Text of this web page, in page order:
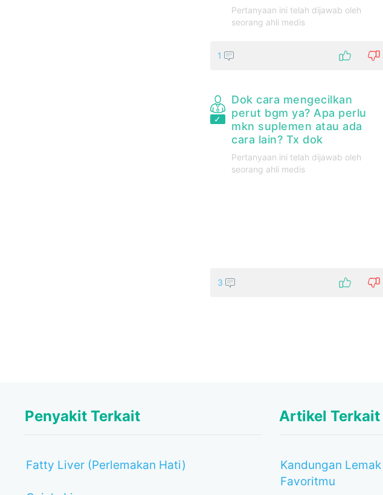
Pertanyaan ini telah dijawab oleh
seorang ahli medis
1
Dok cara mengecilkan
perut bgm ya? Apa perlu
mkn suplemen atau ada
cara lain? Tx dok
Pertanyaan ini telah dijawab oleh
seorang ahli medis
3
Penyakit Terkait
Fatty Liver (Perlemakan Hati)
Artikel Terkait
Kandungan
Favoritmu